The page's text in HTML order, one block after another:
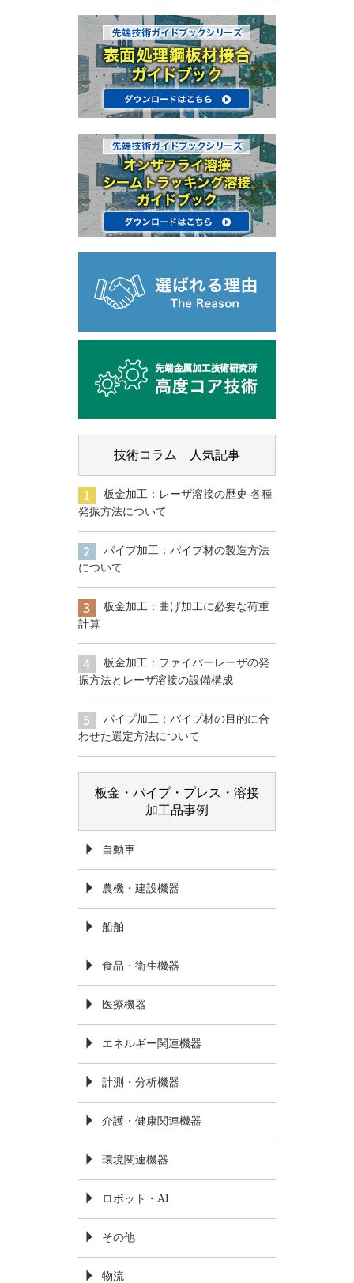
技術コラム 人気記事
板金加工：レーザ溶接の歴史 各種
発振方法について
パイプ加工：パイプ材の製造方法
について
板金加工：曲げ加工に必要な荷重
計算
板金加工：ファイバーレーザの発
振方法とレーザ溶接の設備構成
パイプ加工：パイプ材の目的に合
わせた選定方法について
板金・パイプ・プレス・溶接
加工品事例
自動車
農機・建設機器
船舶
食品・衛生機器
医療機器
エネルギー関連機器
計測・分析機器
介護・健康関連機器
環境関連機器
ロボット・AI
その他
物流